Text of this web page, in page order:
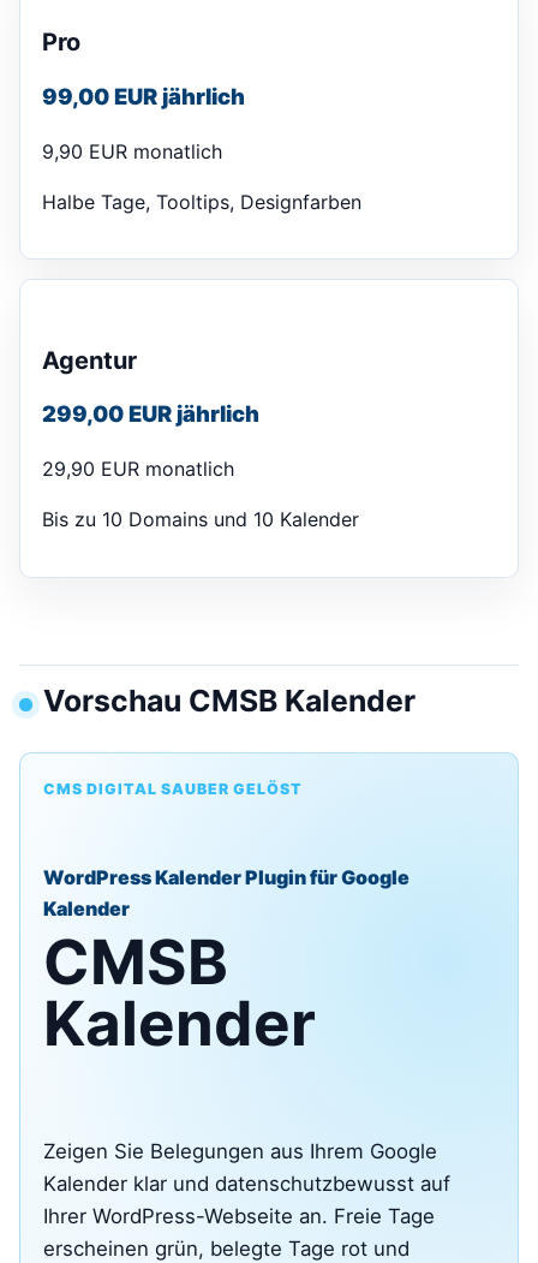
Pro
99,00 EUR jährlich
9,90 EUR monatlich
Halbe Tage, Tooltips, Designfarben
Agentur
299,00 EUR jährlich
29,90 EUR monatlich
Bis zu 10 Domains und 10 Kalender
Vorschau CMSB Kalender
CMS DIGITAL SAUBER GELÖST
WordPress Kalender Plugin für Google
Kalender
CMSB
Kalender
Zeigen Sie Belegungen aus Ihrem Google
Kalender klar und datenschutzbewusst auf
Ihrer WordPress-Webseite an. Freie Tage
erscheinen grün, belegte Tage rot und